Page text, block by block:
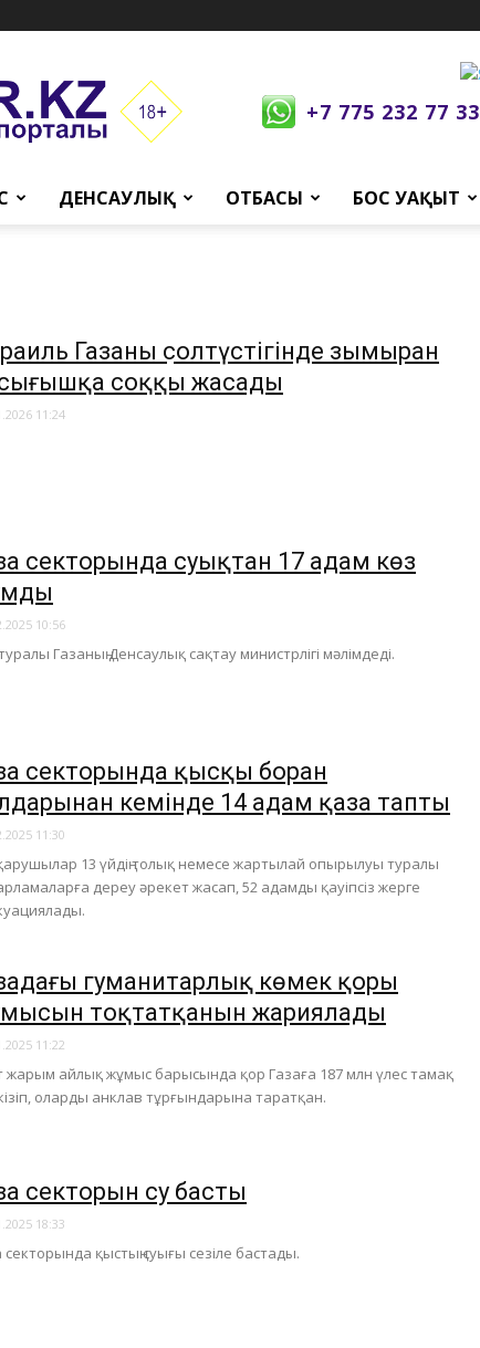
+7 775 232 77 33
ДЕНСАУЛЫҚ ОТБАСЫ БОС УАҚЫТ
Газаның солтүстігінде зымыран
соққы жасады
11:24
секторында суықтан 17 адам көз
10:56
Газаның Денсаулық сақтау министрлігі мәлімдеді.
секторында қысқы боран
кемінде 14 адам қаза тапты​
11:30
13 үйдің толық немесе жартылай опырылуы туралы
дереу әрекет жасап, 52 адамды қауіпсіз жерге
гуманитарлық көмек қоры
тоқтатқанын жариялады
11:22
жарым айлық жұмыс барысында қор Газаға 187 млн үлес тамақ
оларды анклав тұрғындарына таратқан.
секторын су басты
18:33
секторында қыстың суығы сезіле бастады.